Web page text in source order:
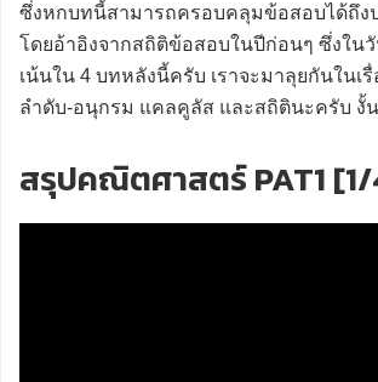
ซึ่งหกบทนี้สามารถครอบคลุมข้อสอบได้ถึง
โดยอ้าอิงจากสถิติข้อสอบในปีก่อนๆ ซึ่งใน
เน้นใน 4 บทหลังนี้ครับ เราจะมาลุยกันในเ
ลำดับ-อนุกรม แคลคูลัส และสถิตินะครับ งั้น
สรุปคณิตศาสตร์ PAT1